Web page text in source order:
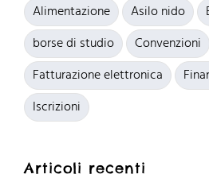
Alimentazione Asilo nido
borse di studio
Convenzioni
Fatturazione elettronica
Iscrizioni
Articoli recenti